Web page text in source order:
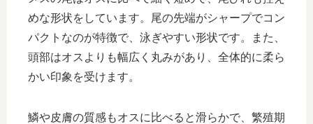
めな形状をしています。尾の先端がシャープでコン
パクトなのが特徴で、泳ぎやすい形状です。また、
頭部はオスよりも幅広く丸みがあり、全体的に柔ら
かい印象を受けます。
鱗や皮膚の質感もオスに比べると滑らかで、繁殖期